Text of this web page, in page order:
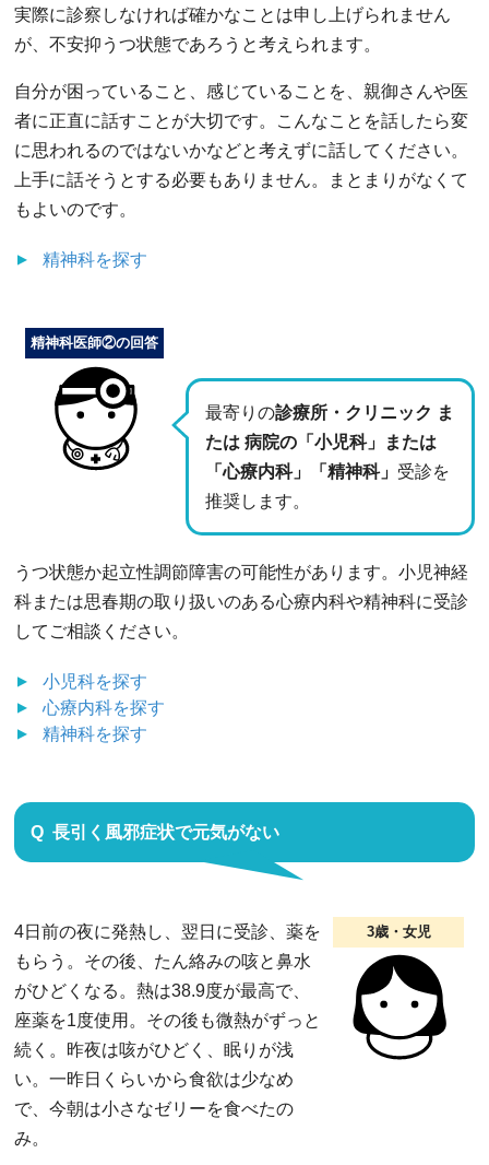
実際に診察しなければ確かなことは申し上げられません
が、不安抑うつ状態であろうと考えられます。
自分が困っていること、感じていることを、親御さんや医
者に正直に話すことが大切です。こんなことを話したら変
に思われるのではないかなどと考えずに話してください。
上手に話そうとする必要もありません。まとまりがなくて
もよいのです。
精神科を探す
最寄りの診療所・クリニック ま
たは 病院の「小児科」または
「心療内科」「精神科」 受診を
推奨します。
精神科医師②の回答
うつ状態か起立性調節障害の可能性があります。小児神経
科または思春期の取り扱いのある心療内科や精神科に受診
してご相談ください。
小児科を探す
心療内科を探す
精神科を探す
長引く風邪症状で元気がない
3歳・女児
4日前の夜に発熱し、翌日に受診、薬を
もらう。その後、たん絡みの咳と鼻水
がひどくなる。熱は38.9度が最高で、
座薬を1度使用。その後も微熱がずっと
続く。昨夜は咳がひどく、眠りが浅
い。一昨日くらいから食欲は少なめ
で、今朝は小さなゼリーを食べたの
み。